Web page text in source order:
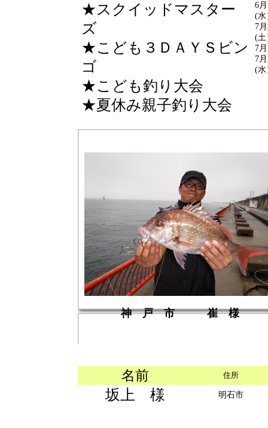
★スクイッドマスター
ズ
★こども３ＤＡＹＳビン
ゴ
★こども釣り大会
★夏休み親子釣り大会
6
(水
7
(土
7
7
(水
神 戸 市 崔 様
名前 住所
坂上 様 明石市